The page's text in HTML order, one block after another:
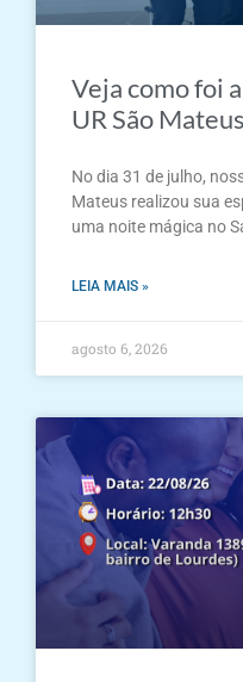
Veja como foi
UR São Mateus
No dia 31 de julho,
Mateus realizou sua
uma noite mágica no
LEIA MAIS »
agosto 6, 2026